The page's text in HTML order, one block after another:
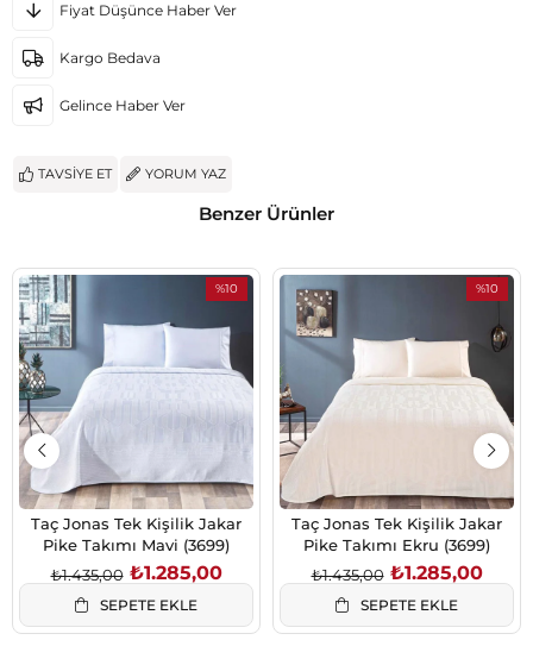
Fiyat Düşünce Haber Ver
Kargo Bedava
Gelince Haber Ver
TAVSIYE ET YORUM YAZ
Benzer Ürünler
%10
%10İndirim
Taç Jonas Tek Kişilik Jakar
Pike Takımı Mavi (3699)
₺1.285,00
₺1.435,00
SEPETE EKLE
%10
%10İndirim
Taç Jonas Tek Kişilik Jakar
Pike Takımı Ekru (3699)
₺1.285,00
₺1.435,00
SEPETE EKLE